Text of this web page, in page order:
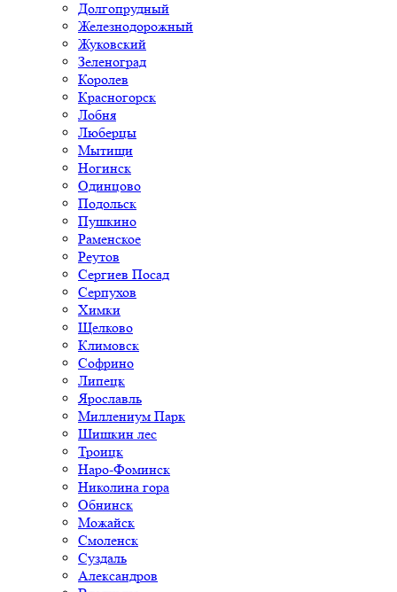
Долгопрудный
Железнодорожный
Жуковский
Зеленоград
Королев
Красногорск
Лобня
Люберцы
Мытищи
Ногинск
Одинцово
Подольск
Пушкино
Раменское
Реутов
Сергиев Посад
Серпухов
Химки
Щелково
Климовск
Софрино
Липецк
Ярославль
Миллениум Парк
Шишкин лес
Троицк
Наро-Фоминск
Николина гора
Обнинск
Можайск
Смоленск
Суздаль
Александров